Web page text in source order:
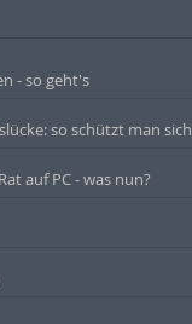
- so geht's
so schützt man sich
auf PC - was nun?